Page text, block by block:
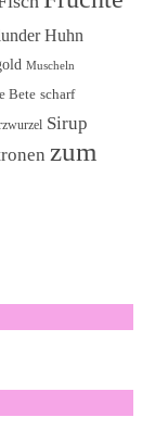
Huhn
Muscheln
Bete scharf
Sirup
zum